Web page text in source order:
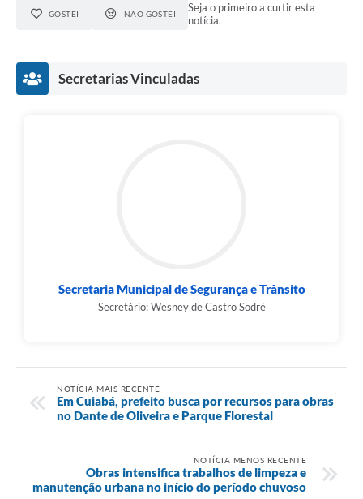
GOSTEI NÃO GOSTEI
Seja o primeiro a curtir esta
notícia.
Secretarias Vinculadas
Secretaria Municipal de Segurança e Trânsito
Secretário: Wesney de Castro Sodré
NOTÍCIA MAIS RECENTE
Em Cuiabá, prefeito busca por recursos para obras
no Dante de Oliveira e Parque Florestal
NOTÍCIA MENOS RECENTE
Obras intensifica trabalhos de limpeza e
manutenção urbana no início do período chuvoso